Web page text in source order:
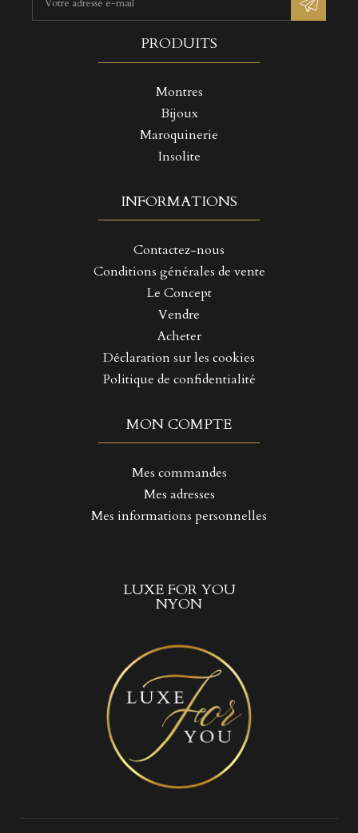
PRODUITS
Montres
Bijoux
Maroquinerie
Insolite
INFORMATIONS
Contactez-nous
Conditions générales de vente
Le Concept
Vendre
Acheter
Déclaration sur les cookies
Politique de confidentialité
MON COMPTE
Mes commandes
Mes adresses
Mes informations personnelles
LUXE FOR YOU
NYON